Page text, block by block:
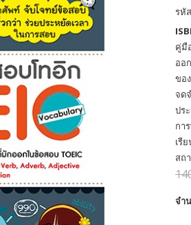
รหั
คู่มื
ออ
ขอ
จด
ปร
กา
เรี
สถ
จำ